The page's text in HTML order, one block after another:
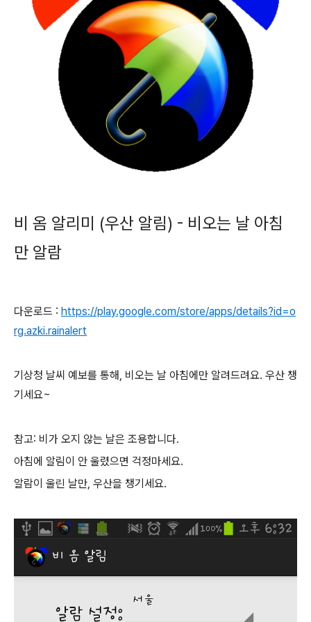
비 옴 알리미 (우산 알림) - 비오는 날 아침
만 알람
다운로드 : https://play.google.com/store/apps/details?id=o
rg.azki.rainalert
기상청 날씨 예보를 통해, 비오는 날 아침에만 알려드려요. 우산 챙
기세요~
참고: 비가 오지 않는 날은 조용합니다.
아침에 알림이 안 울렸으면 걱정마세요.
알람이 울린 날만, 우산을 챙기세요.